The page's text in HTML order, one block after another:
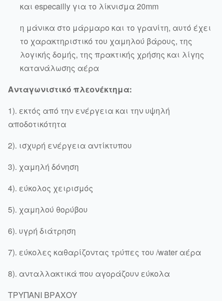
και especailly για το λίκνισμα 20mm
η μάνικα στο μάρμαρο και το γρανίτη, αυτό έχει
το χαρακτηριστικό του χαμηλού βάρους, της
λογικής δομής, της πρακτικής χρήσης και λίγης
κατανάλωσης αέρα
Ανταγωνιστικό πλεονέκτημα:
1). εκτός από την ενέργεια και την υψηλή
αποδοτικότητα
2). ισχυρή ενέργεια αντίκτυπου
3). χαμηλή δόνηση
4). εύκολος χειρισμός
5). χαμηλού θορύβου
6). υγρή διάτρηση
7). εύκολες καθαρίζοντας τρύπες του /water αέρα
8). ανταλλακτικά που αγοράζουν εύκολα
ΤΡΥΠΑΝΙ ΒΡΑΧΟΥ